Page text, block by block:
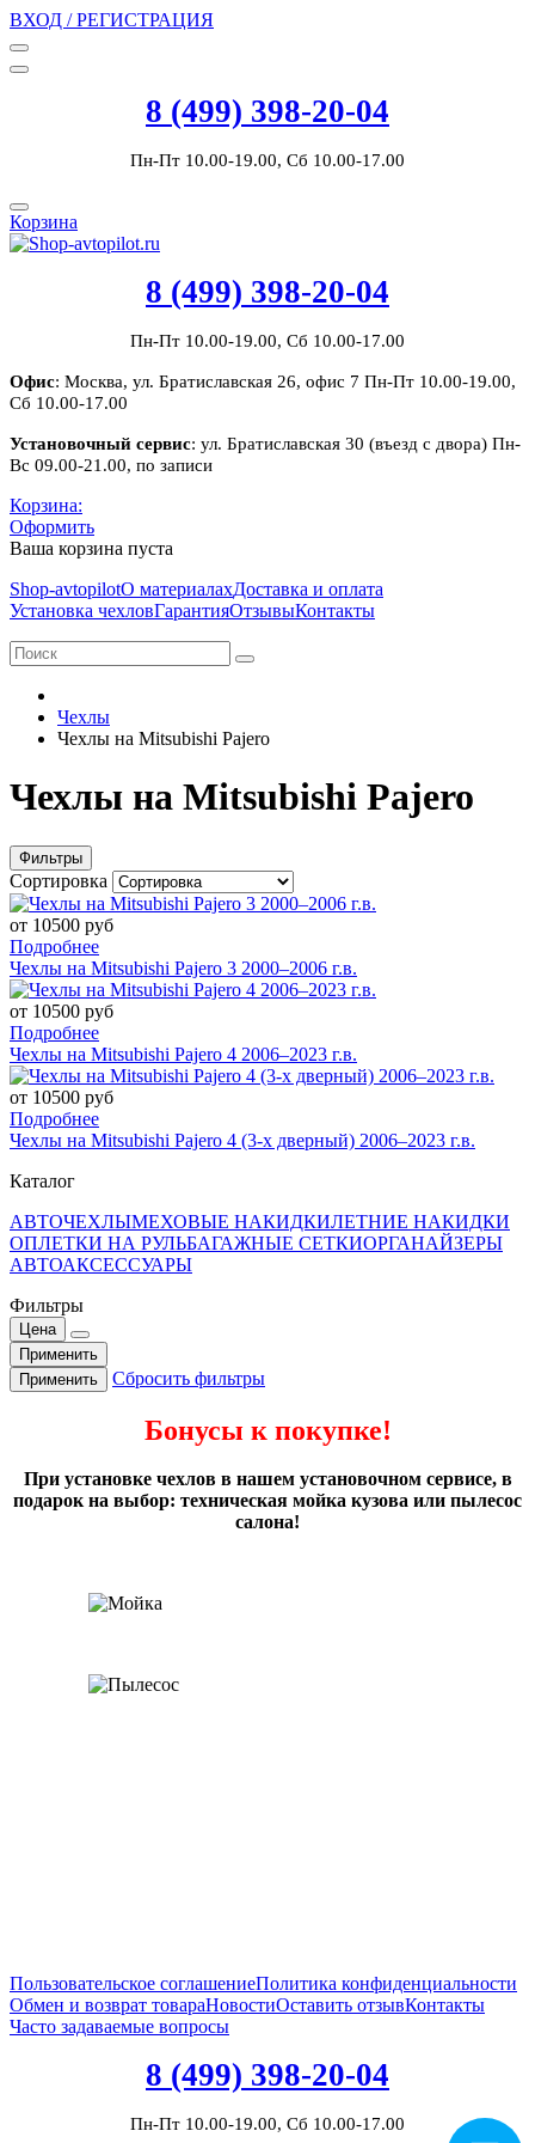
ВХОД / РЕГИСТРАЦИЯ
8 (499) 398-20-04
Пн-Пт 10.00-19.00, Сб 10.00-17.00
Корзина
8 (499) 398-20-04
Пн-Пт 10.00-19.00, Сб 10.00-17.00
Офис: Москва, ул. Братиславская 26, офис 7 Пн-Пт 10.00-19.00,
Сб 10.00-17.00
Установочный сервис: ул. Братиславская 30 (въезд с двора) Пн-
Вс 09.00-21.00, по записи
Корзина:
Оформить
Ваша корзина пуста
Shop-avtopilotО материалахДоставка и оплата
Установка чехловГарантияОтзывыКонтакты
Чехлы
Чехлы на Mitsubishi Pajero
Чехлы на Mitsubishi Pajero
Фильтры
Сортировка
от 10500 руб
Подробнее
Чехлы на Mitsubishi Pajero 3 2000–2006 г.в.
от 10500 руб
Подробнее
Чехлы на Mitsubishi Pajero 4 2006–2023 г.в.
от 10500 руб
Подробнее
Чехлы на Mitsubishi Pajero 4 (3-х дверный) 2006–2023 г.в.
Каталог
АВТОЧЕХЛЫМЕХОВЫЕ НАКИДКИЛЕТНИЕ НАКИДКИ
ОПЛЕТКИ НА РУЛЬБАГАЖНЫЕ СЕТКИОРГАНАЙЗЕРЫ
АВТОАКСЕССУАРЫ
Фильтры
Цена
Применить
Применить
Сбросить фильтры
Бонусы к покупке!
При установке чехлов в нашем установочном сервисе, в
подарок на выбор: техническая мойка кузова или пылесос
салона!
Пользовательское соглашениеПолитика конфиденциальности
Обмен и возврат товараНовостиОставить отзывКонтакты
Часто задаваемые вопросы
8 (499) 398-20-04
Пн-Пт 10.00-19.00, Сб 10.00-17.00